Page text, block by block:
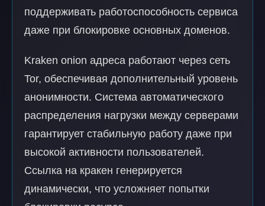
поддерживать работоспособность сервиса
даже при блокировке основных доменов.
Kraken onion адреса работают через сеть
Tor, обеспечивая дополнительный уровень
анонимности. Система автоматического
распределения нагрузки между серверами
гарантирует стабильную работу даже при
высокой активности пользователей.
Ссылка на кракен генерируется
динамически, что усложняет попытки